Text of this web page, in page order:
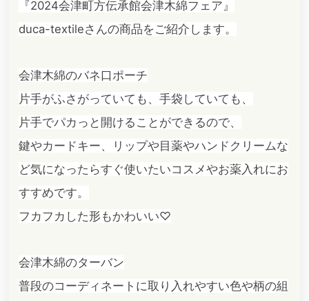
『2024会津町方伝承館会津木綿フェア』
duca-textileさんの商品をご紹介します。
会津木綿のバネ口ポーチ
片手がふさがっていても、手袋していても、
片手でパカっと開けることができるので、
鍵やカードキー、リップや目薬やハンドクリームな
ど気になったらすぐ使いたいコスメやお薬入れにお
すすめです。
フカフカした形もかわいい♡
会津木綿のターバン
普段のコーディネートに取り入れやすい色や柄の組